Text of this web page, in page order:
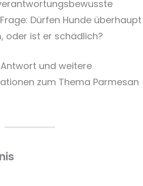
Dürfen Hunde überhaupt
, oder ist er schädlich?
und weitere
zum Thema Parmesan